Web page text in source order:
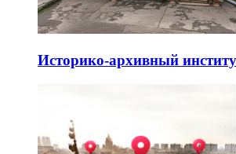
Историко-архивный